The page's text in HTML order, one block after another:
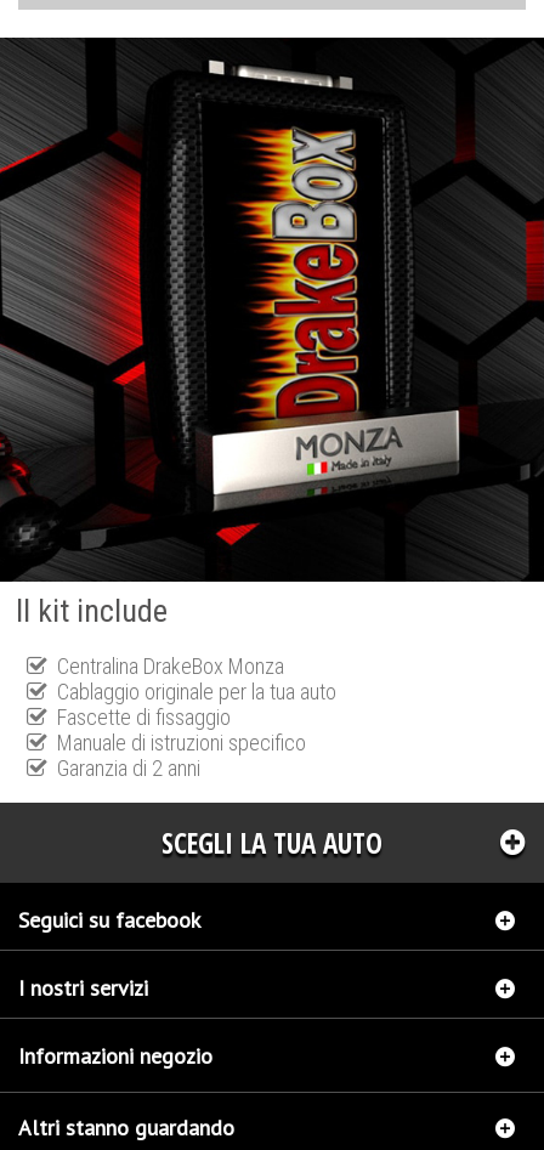
Il kit include
Centralina DrakeBox Monza
Cablaggio originale per la tua auto
Fascette di fissaggio
Manuale di istruzioni specifico
Garanzia di 2 anni
SCEGLI LA TUA AUTO
Seguici su facebook
I nostri servizi
Informazioni negozio
Altri stanno guardando